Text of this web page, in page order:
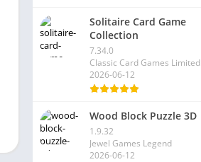
Solitaire Card Game
Collection
7.34.0
Classic Card Games Limited
2026-06-12
Wood Block Puzzle 3D
1.9.32
Jewel Games Legend
2026-06-12